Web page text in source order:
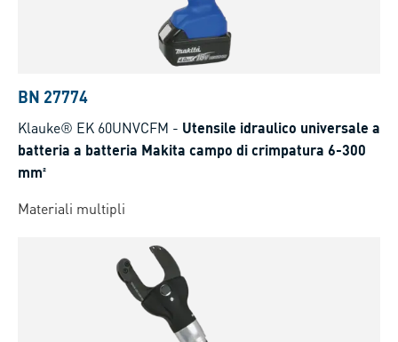
BN 27774
Klauke® EK 60UNVCFM - Utensile idraulico universale a
batteria a batteria Makita campo di crimpatura 6-300
mm²
Materiali multipli